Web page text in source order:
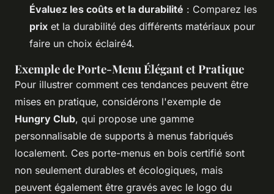
Évaluez les coûts et la durabilité : Comparez les
prix et la durabilité des différents matériaux pour
faire un choix éclairé4.
Exemple de Porte-Menu Élégant et Pratique
Pour illustrer comment ces tendances peuvent être
mises en pratique, considérons l'exemple de
Hungry Club, qui propose une gamme
personnalisable de supports à menus fabriqués
localement. Ces porte-menus en bois certifié sont
non seulement durables et écologiques, mais
peuvent également être gravés avec le logo du